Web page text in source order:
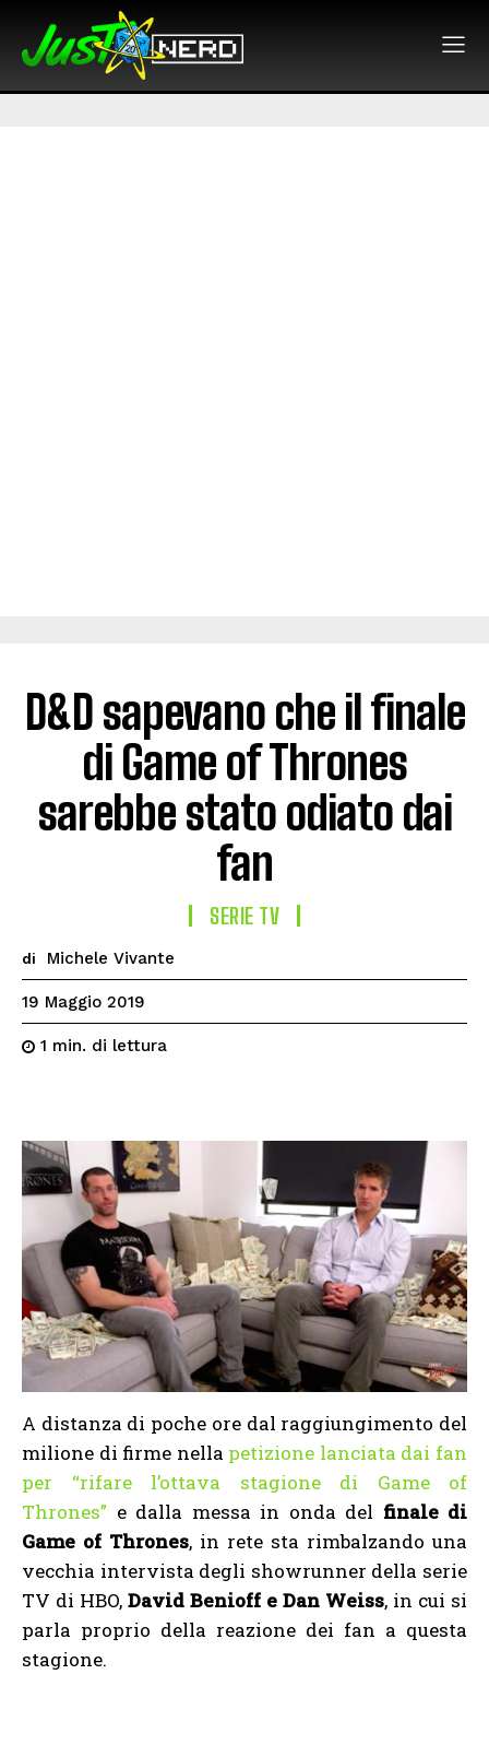
D&D sapevano che il finale
di Game of Thrones
sarebbe stato odiato dai
fan
SERIE TV
di Michele Vivante
19 Maggio 2019
1 min. di lettura
A distanza di poche ore dal raggiungimento del
milione di firme nella petizione lanciata dai fan
per “rifare l’ottava stagione di Game of
Thrones” e dalla messa in onda del finale di
Game of Thrones, in rete sta rimbalzando una
vecchia intervista degli showrunner della serie
TV di HBO, David Benioff e Dan Weiss, in cui si
parla proprio della reazione dei fan a questa
stagione.